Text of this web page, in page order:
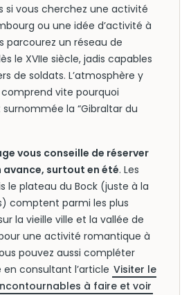
si vous cherchez une activité
ou une idée d’activité à
parcourez un réseau de
le XVIIe siècle, jadis capables
de soldats. L’atmosphère y
vite pourquoi
la “Gibraltar du
vous conseille de réserver
avance, surtout en été. Les
le plateau du Bock (juste à la
comptent parmi les plus
la vieille ville et la vallée de
une activité romantique à
pouvez aussi compléter
consultant l’article Visiter le
à faire et voir